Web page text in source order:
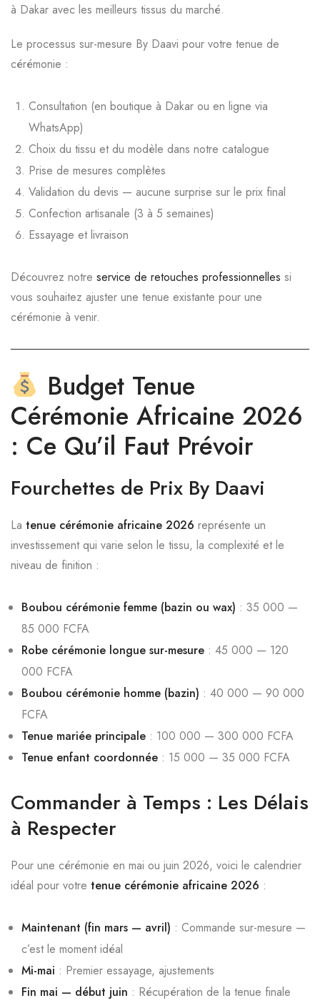
à Dakar avec les meilleurs tissus du marché.
Le processus sur-mesure By Daavi pour votre tenue de
cérémonie :
Consultation (en boutique à Dakar ou en ligne via
WhatsApp)
Choix du tissu et du modèle dans notre catalogue
Prise de mesures complètes
Validation du devis — aucune surprise sur le prix final
Confection artisanale (3 à 5 semaines)
Essayage et livraison
Découvrez notre service de retouches professionnelles si
vous souhaitez ajuster une tenue existante pour une
cérémonie à venir.
Budget Tenue
Cérémonie Africaine 2026
: Ce Qu’il Faut Prévoir
Fourchettes de Prix By Daavi
La tenue cérémonie africaine 2026 représente un
investissement qui varie selon le tissu, la complexité et le
niveau de finition :
Boubou cérémonie femme (bazin ou wax) : 35 000 —
85 000 FCFA
Robe cérémonie longue sur-mesure : 45 000 — 120
000 FCFA
Boubou cérémonie homme (bazin) : 40 000 — 90 000
FCFA
Tenue mariée principale : 100 000 — 300 000 FCFA
Tenue enfant coordonnée : 15 000 — 35 000 FCFA
Commander à Temps : Les Délais
à Respecter
Pour une cérémonie en mai ou juin 2026, voici le calendrier
idéal pour votre tenue cérémonie africaine 2026 :
Maintenant (fin mars — avril) : Commande sur-mesure —
c’est le moment idéal
Mi-mai : Premier essayage, ajustements
Fin mai — début juin : Récupération de la tenue finale